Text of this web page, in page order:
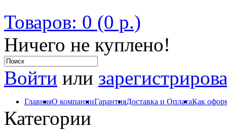
Товаров: 0 (0 р.)
Ничего не куплено!
Войти или
ГлавнаяО компанииГарантияДоставка и ОплатаКак
Категории